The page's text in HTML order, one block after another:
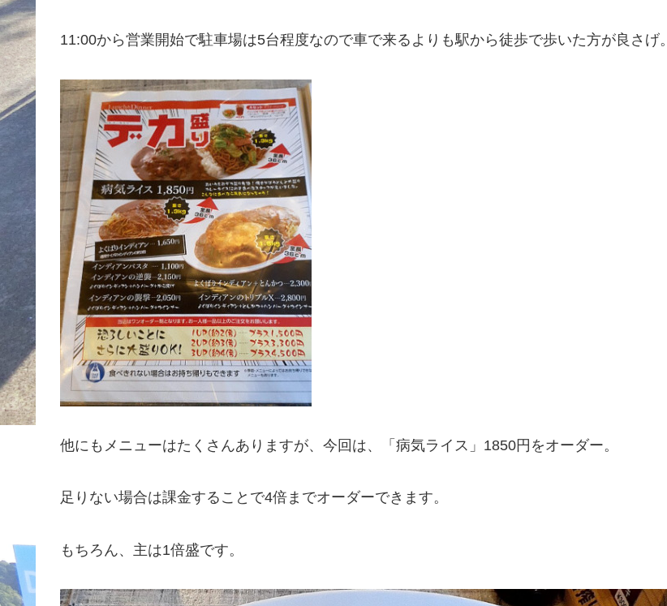
11:00から営業開始で駐車場は5台程度なので車で来るよりも駅から徒歩で歩いた方が良さげ。
他にもメニューはたくさんありますが、今回は、「病気ライス」1850円をオーダー。
足りない場合は課金することで4倍までオーダーできます。
もちろん、主は1倍盛です。